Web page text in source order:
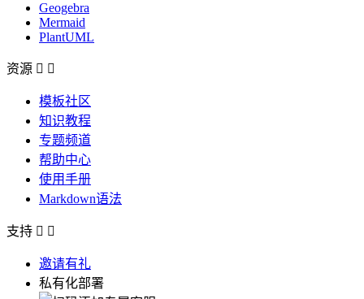
Geogebra
Mermaid
PlantUML
资源  
模板社区
知识教程
专题频道
帮助中心
使用手册
Markdown语法
支持  
邀请有礼
私有化部署